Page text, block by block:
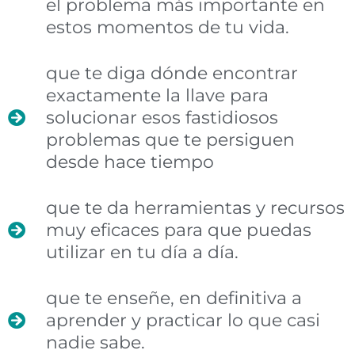
el problema más importante en
estos momentos de tu vida.
que te diga dónde encontrar
exactamente la llave para
solucionar esos fastidiosos
problemas que te persiguen
desde hace tiempo
que te da herramientas y recursos
muy eficaces para que puedas
utilizar en tu día a día.
que te enseñe, en definitiva a
aprender y practicar lo que casi
nadie sabe.